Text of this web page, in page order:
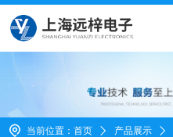
当前位置： 首页 产品展示